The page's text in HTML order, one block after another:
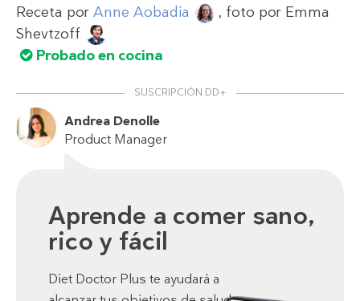
Receta por Anne Aobadia , foto por Emma
Shevtzoff
Probado en cocina
SUSCRIPCIÓN DD+
Andrea Denolle
Product Manager
Aprende a comer sano,
rico y fácil
Diet Doctor Plus te ayudará a